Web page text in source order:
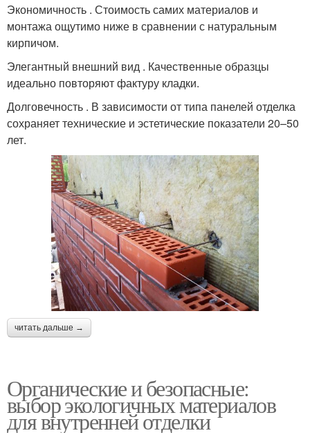
Экономичность . Стоимость самих материалов и
монтажа ощутимо ниже в сравнении с натуральным
кирпичом.
Элегантный внешний вид . Качественные образцы
идеально повторяют фактуру кладки.
Долговечность . В зависимости от типа панелей отделка
сохраняет технические и эстетические показатели 20–50
лет.
читать дальше →
Органические и безопасные:
выбор экологичных материалов
для внутренней отделки